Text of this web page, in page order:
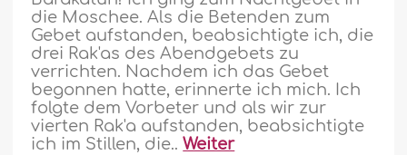
die Moschee. Als die Betenden zum
Gebet aufstanden, beabsichtigte ich, die
drei Rak'as des Abendgebets zu
verrichten. Nachdem ich das Gebet
begonnen hatte, erinnerte ich mich. Ich
folgte dem Vorbeter und als wir zur
vierten Rak'a aufstanden, beabsichtigte
ich im Stillen, die..Weiter